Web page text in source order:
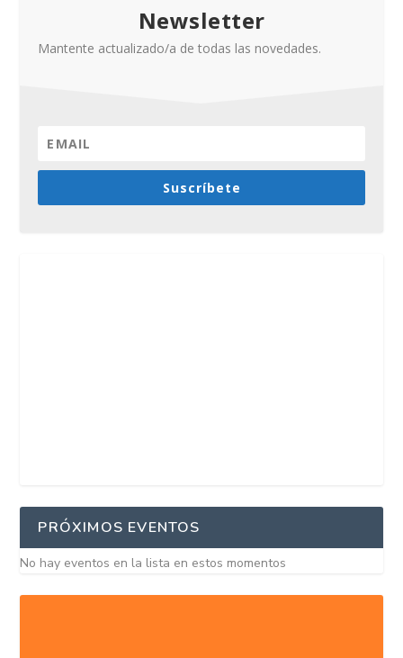
Newsletter
Mantente actualizado/a de todas las novedades.
Suscríbete
PRÓXIMOS EVENTOS
No hay eventos en la lista en estos momentos